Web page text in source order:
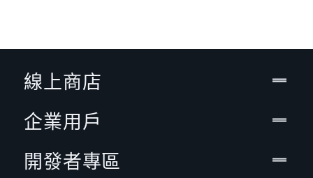
線上商店
企業用戶
開發者專區